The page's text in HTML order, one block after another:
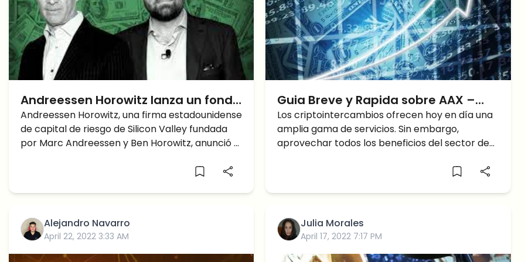
Andreessen Horowitz lanza un fondo
criptográfico de 2.200 millones de
dólares
Andreessen Horowitz, una firma estadounidense
de capital de riesgo de Silicon Valley fundada
por Marc Andreessen y Ben Horowitz, anunció el
Guia Breve y Rapida sobre AAX –
Ahorro de Criptomonedas
Los criptointercambios ofrecen hoy en día una
amplia gama de servicios. Sin embargo,
aprovechar todos los beneficios del sector de
conseguido un puñado de plataformas de
impulso muy necesario hacia la adopción
masiva.
Alejandro Navarro
April 22, 2022 3:33 AM
Julia Morales
April 17, 2022 7:17 PM